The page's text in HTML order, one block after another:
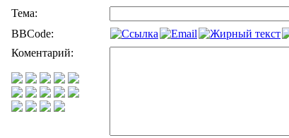
Тема:
BBCode:
Коментарий: